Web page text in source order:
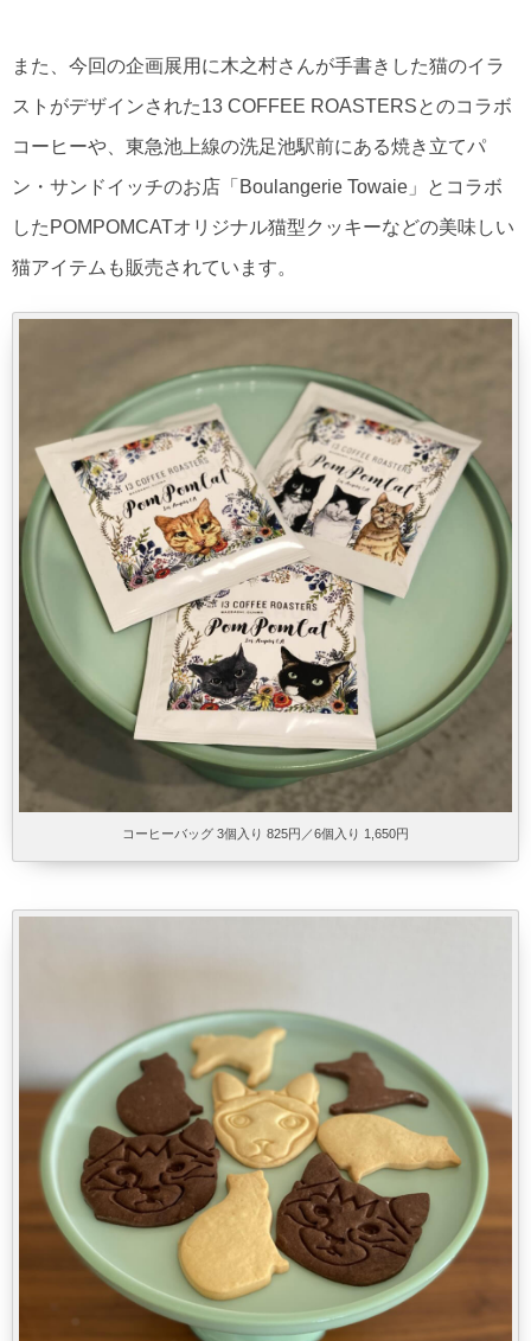
また、今回の企画展用に木之村さんが手書きした猫のイラ
ストがデザインされた13 COFFEE ROASTERSとのコラボ
コーヒーや、東急池上線の洗足池駅前にある焼き立てパ
ン・サンドイッチのお店「Boulangerie Towaie」とコラボ
したPOMPOMCATオリジナル猫型クッキーなどの美味しい
猫アイテムも販売されています。
コーヒーバッグ 3個入り 825円／6個入り 1,650円